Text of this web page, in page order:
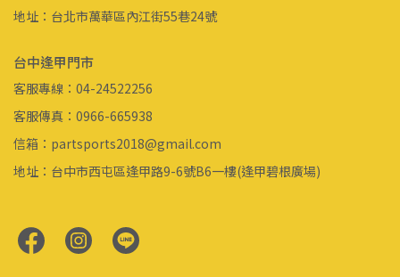
地址：台北市萬華區內江街55巷24號
台中逢甲門市
客服專線：04-24522256
客服傳真：0966-665938
信箱：partsports2018@gmail.com
地址：台中市西屯區逢甲路9-6號B6一樓(逢甲碧根廣場)